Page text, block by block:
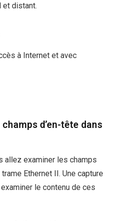
et distant.
à Internet et avec
d’en-tête dans
allez examiner les champs
Ethernet II. Une capture
le contenu de ces